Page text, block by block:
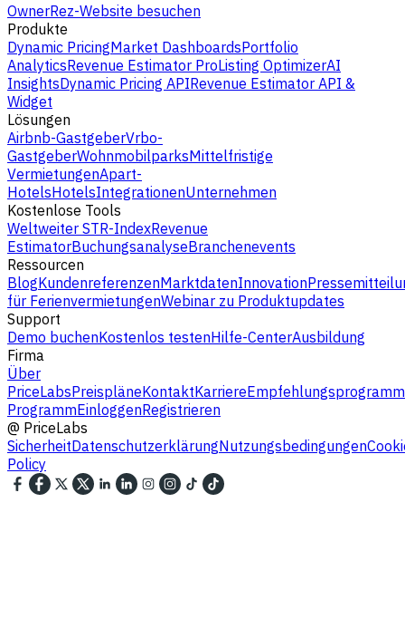
OwnerRez-Website besuchen
Produkte
Dynamic PricingMarket DashboardsPortfolio
AnalyticsRevenue Estimator ProListing OptimizerAI
InsightsDynamic Pricing APIRevenue Estimator API &
Widget
Lösungen
Airbnb-GastgeberVrbo-
GastgeberWohnmobilparksMittelfristige
VermietungenApart-
HotelsHotelsIntegrationenUnternehmen
Kostenlose Tools
Weltweiter STR-IndexRevenue
EstimatorBuchungsanalyseBranchenevents
Ressourcen
BlogKundenreferenzenMarktdatenInnovation
für FerienvermietungenWebinar zu Produktupdates
Support
Demo buchenKostenlos testenHilfe-CenterAusbildung
Firma
Über
PriceLabsPreispläneKontaktKarriereEmpfehlungsprogramm
ProgrammEinloggenRegistrieren
@ PriceLabs
SicherheitDatenschutzerklärungNutzungsbedingungen
Policy